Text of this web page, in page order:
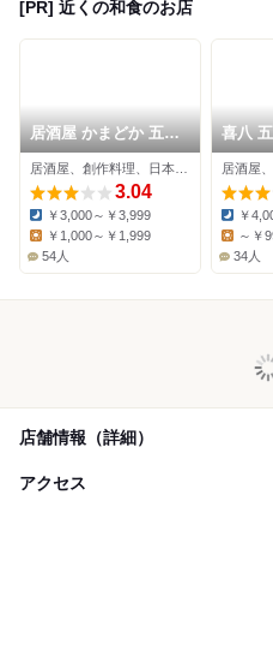
[PR] 近くの和食のお店
居酒屋 かまどか 五反
田東口店
3.04
Dinner:
￥3,000～￥3,999
Lunch:
￥1,000～￥1,999
54人
喜八
居酒屋
Dinner:
￥
Lunch:
～￥
34人
店舗情報（詳細）
アクセス